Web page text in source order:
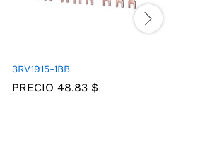
3RV1915-1BB
PRECIO 48.83 $